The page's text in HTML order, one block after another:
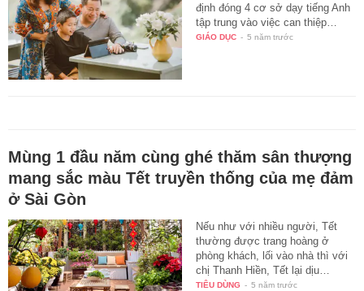
định đóng 4 cơ sở dạy tiếng Anh
tập trung vào việc can thiệp…
GIÁO DỤC - 5 năm trước
Mùng 1 đầu năm cùng ghé thăm sân thượng
mang sắc màu Tết truyền thống của mẹ đảm
ở Sài Gòn
Nếu như với nhiều người, Tết
thường được trang hoàng ở
phòng khách, lối vào nhà thì với
chị Thanh Hiền, Tết lại dịu…
TIÊU DÙNG - 5 năm trước